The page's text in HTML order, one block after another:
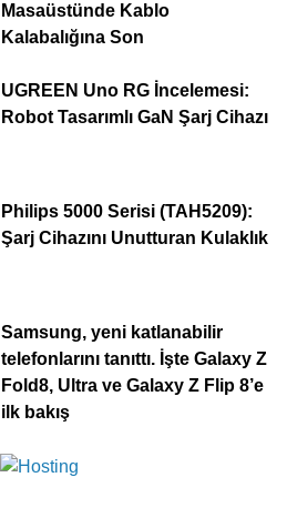
Masaüstünde Kablo
Kalabalığına Son
UGREEN Uno RG İncelemesi:
Robot Tasarımlı GaN Şarj Cihazı
Philips 5000 Serisi (TAH5209):
Şarj Cihazını Unutturan Kulaklık
Samsung, yeni katlanabilir
telefonlarını tanıttı. İşte Galaxy Z
Fold8, Ultra ve Galaxy Z Flip 8’e
ilk bakış